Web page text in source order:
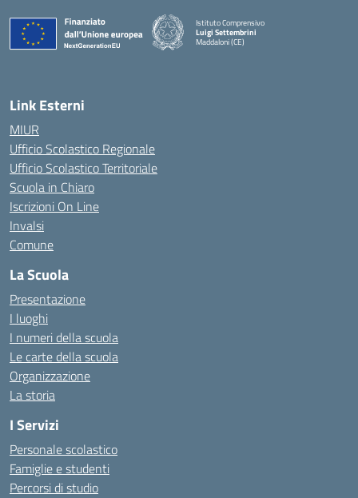
Istituto Comprensivo
Luigi Settembrini
Maddaloni (CE)
Link Esterni
MIUR
Ufficio Scolastico Regionale
Ufficio Scolastico Territoriale
Scuola in Chiaro
Iscrizioni On Line
Invalsi
Comune
La Scuola
Presentazione
I luoghi
I numeri della scuola
Le carte della scuola
Organizzazione
La storia
I Servizi
Personale scolastico
Famiglie e studenti
Percorsi di studio